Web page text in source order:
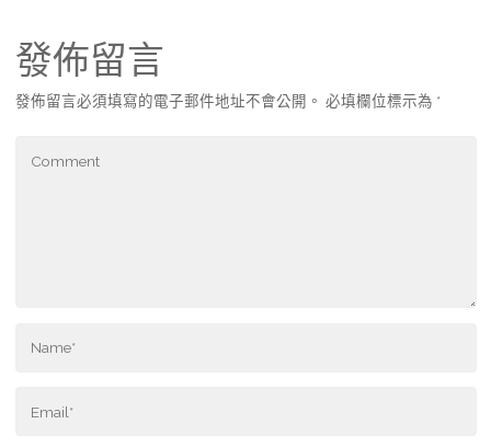
發佈留言
發佈留言必須填寫的電子郵件地址不會公開。 必填欄位標示為 *